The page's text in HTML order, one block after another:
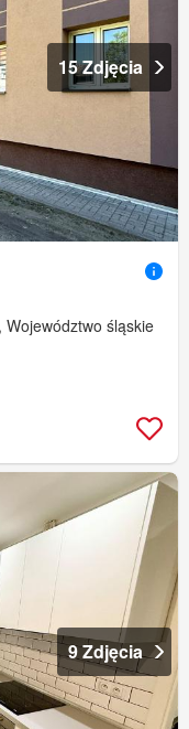
15 Zdjęcia
Województwo śląskie
9 Zdjęcia